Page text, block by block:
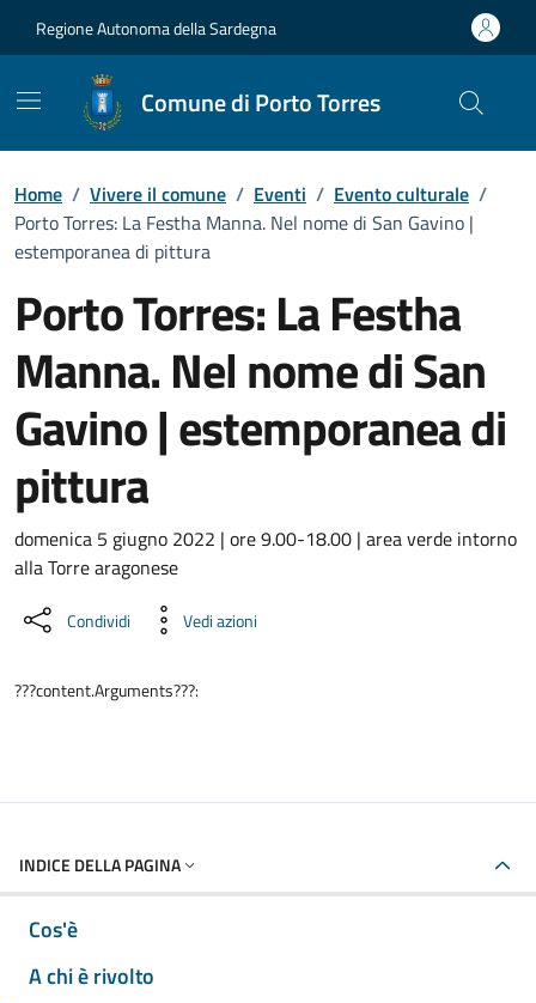
Regione Autonoma della Sardegna
Comune di Porto Torres
Home / Vivere il comune / Eventi / Evento culturale /
Porto Torres: La Festha Manna. Nel nome di San Gavino |
estemporanea di pittura
Porto Torres: La Festha
Manna. Nel nome di San
Gavino | estemporanea di
pittura
Dettaglio dell'evento
domenica 5 giugno 2022 | ore 9.00-18.00 | area verde intorno
alla Torre aragonese
Condividi Vedi azioni
???content.Arguments???:
INDICE DELLA PAGINA
Cos'è
A chi è rivolto